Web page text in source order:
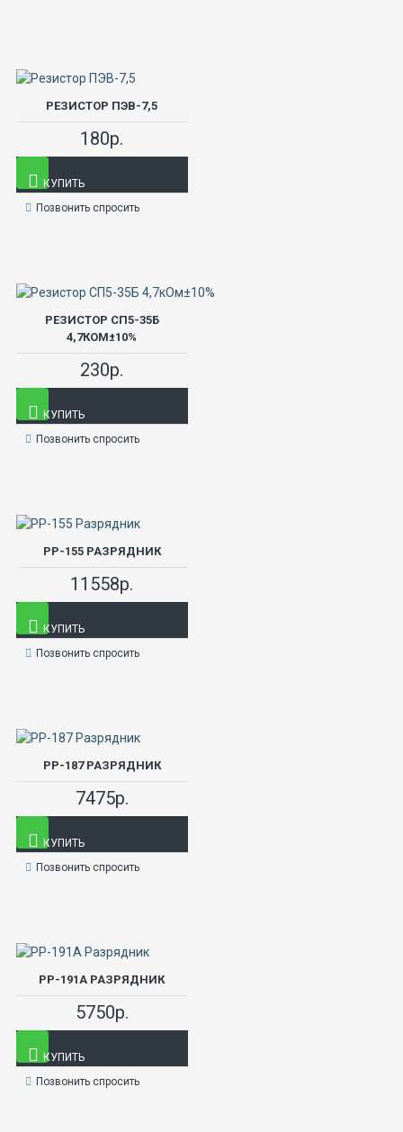
РЕЗИСТОР ПЭВ-7,5
180р.
КУПИТЬ
Позвонить спросить
РЕЗИСТОР СП5-35Б
4,7КОМ±10%
230р.
КУПИТЬ
Позвонить спросить
РР-155 РАЗРЯДНИК
11558р.
КУПИТЬ
Позвонить спросить
РР-187 РАЗРЯДНИК
7475р.
КУПИТЬ
Позвонить спросить
РР-191А РАЗРЯДНИК
5750р.
КУПИТЬ
Позвонить спросить